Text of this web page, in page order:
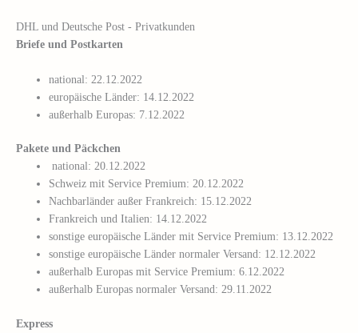
DHL und Deutsche Post - Privatkunden
Briefe und Postkarten
national: 22.12.2022
europäische Länder: 14.12.2022
außerhalb Europas: 7.12.2022
Pakete und Päckchen
national: 20.12.2022
Schweiz mit Service Premium: 20.12.2022
Nachbarländer außer Frankreich: 15.12.2022
Frankreich und Italien: 14.12.2022
sonstige europäische Länder mit Service Premium: 13.12.2022
sonstige europäische Länder normaler Versand: 12.12.2022
außerhalb Europas mit Service Premium: 6.12.2022
außerhalb Europas normaler Versand: 29.11.2022
Express